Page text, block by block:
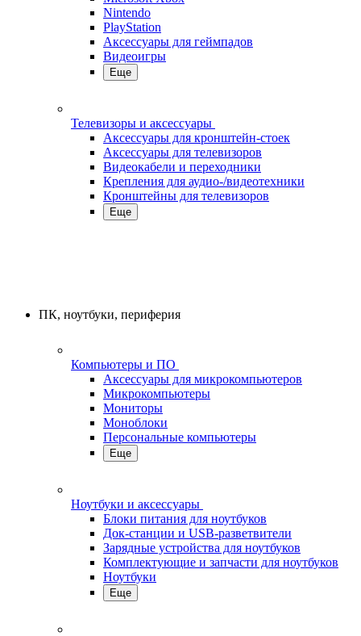
Nintendo
PlayStation
Аксессуары для геймпадов
Видеоигры
Еще
Телевизоры и аксессуары
Аксессуары для кронштейн-стоек
Аксессуары для телевизоров
Видеокабели и переходники
Крепления для аудио-/видеотехники
Кронштейны для телевизоров
Еще
ПК, ноутбуки, периферия
Компьютеры и ПО
Аксессуары для микрокомпьютеров
Микрокомпьютеры
Мониторы
Моноблоки
Персональные компьютеры
Еще
Ноутбуки и аксессуары
Блоки питания для ноутбуков
Док-станции и USB-разветвители
Зарядные устройства для ноутбуков
Комплектующие и запчасти для ноутбуков
Ноутбуки
Еще